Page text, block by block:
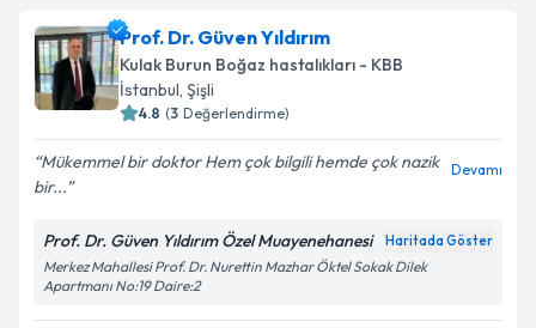
Prof. Dr. Güven Yıldırım
Kulak Burun Boğaz hastalıkları - KBB
İstanbul, Şişli
4.8 (3 Değerlendirme)
Mükemmel bir doktor Hem çok bilgili hemde çok nazik
bir...
Devamı
Prof. Dr. Güven Yıldırım Özel Muayenehanesi Haritada Göster
Merkez Mahallesi Prof. Dr. Nurettin Mazhar Öktel Sokak Dilek
Apartmanı No:19 Daire:2